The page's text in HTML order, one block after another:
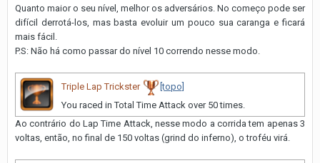
Quanto maior o seu nível, melhor os adversários. No começo pode ser
difícil derrotá-los, mas basta evoluir um pouco sua caranga e ficará
mais fácil.
P.S: Não há como passar do nível 10 correndo nesse modo.
Triple Lap Trickster
[topo]
You raced in Total Time Attack over 50 times.
Ao contrário do Lap Time Attack, nesse modo a corrida tem apenas 3
voltas, então, no final de 150 voltas (grind do inferno), o troféu virá.